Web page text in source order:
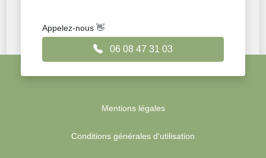
Appelez-nous 👋
06 08 47 31 03
Mentions légales
Conditions générales d'utilisation